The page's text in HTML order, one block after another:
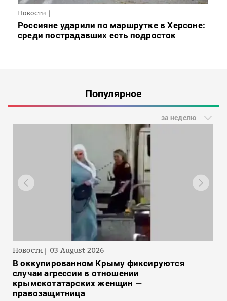
Новости
Россияне ударили по маршрутке в Херсоне:
среди пострадавших есть подросток
Популярное
за неделю
Новости 03 August 2026
В оккупированном Крыму фиксируются
случаи агрессии в отношении
крымскотатарских женщин —
правозащитница